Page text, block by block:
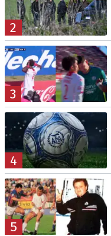
2
3
4
5